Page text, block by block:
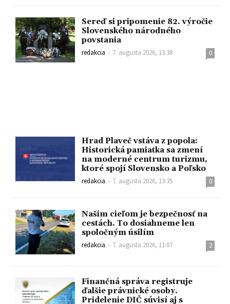
Sereď si pripomenie 82. výročie
Slovenského národného
povstania
redakcia - 7. augusta 2026, 13:38 0
Hrad Plaveč vstáva z popola:
Historická pamiatka sa zmení
na moderné centrum turizmu,
ktoré spojí Slovensko a Poľsko
redakcia - 7. augusta 2026, 13:35 0
Našim cieľom je bezpečnosť na
cestách. To dosiahneme len
spoločným úsilím
redakcia - 7. augusta 2026, 11:07 2
Finančná správa registruje
ďalšie právnické osoby.
Pridelenie DIČ súvisí aj s